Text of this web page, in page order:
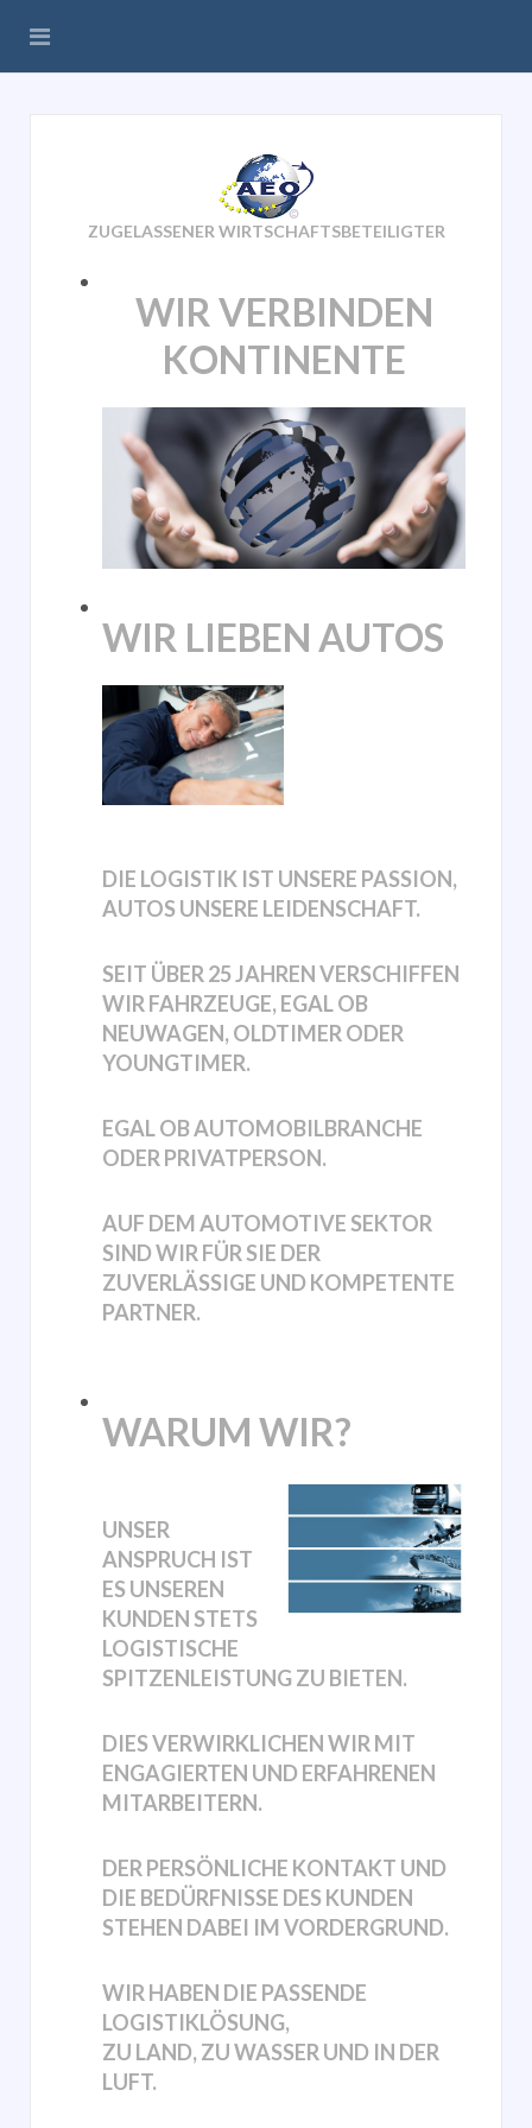
ZUGELASSENER WIRTSCHAFTSBETEILIGTER
WIR VERBINDEN
KONTINENTE
WIR LIEBEN AUTOS
DIE LOGISTIK IST UNSERE PASSION,
AUTOS UNSERE LEIDENSCHAFT.
SEIT ÜBER 25 JAHREN VERSCHIFFEN
WIR FAHRZEUGE, EGAL OB
NEUWAGEN, OLDTIMER ODER
YOUNGTIMER.
EGAL OB AUTOMOBILBRANCHE
ODER PRIVATPERSON.
AUF DEM AUTOMOTIVE SEKTOR
SIND WIR FÜR SIE DER
ZUVERLÄSSIGE UND KOMPETENTE
PARTNER.
WARUM WIR?
UNSER
ANSPRUCH IST
ES UNSEREN
KUNDEN STETS
LOGISTISCHE
SPITZENLEISTUNG ZU BIETEN.
DIES VERWIRKLICHEN WIR MIT
ENGAGIERTEN UND ERFAHRENEN
MITARBEITERN.
DER PERSÖNLICHE KONTAKT UND
DIE BEDÜRFNISSE DES KUNDEN
STEHEN DABEI IM VORDERGRUND.
WIR HABEN DIE PASSENDE
LOGISTIKLÖSUNG,
ZU LAND, ZU WASSER UND IN DER
LUFT.